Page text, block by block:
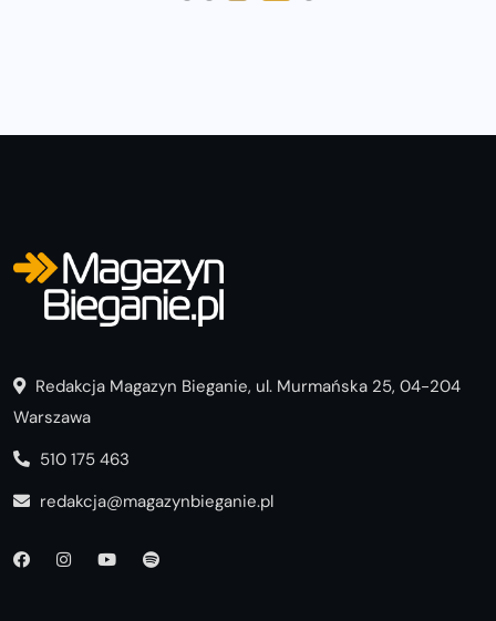
Redakcja Magazyn Bieganie, ul. Murmańska 25, 04-204
Warszawa
510 175 463
redakcja@magazynbieganie.pl